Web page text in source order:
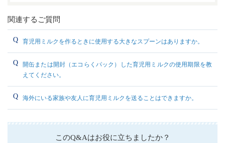
関連するご質問
育児用ミルクを作るときに使用する大きなスプーンはありますか。
開缶または開封（エコらくパック）した育児用ミルクの使用期限を教
えてください。
海外にいる家族や友人に育児用ミルクを送ることはできますか。
このQ&Aはお役に立ちましたか？